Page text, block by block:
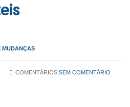
MUDANÇAS
COMENTÁRIOS:SEM COMENTÁRIO